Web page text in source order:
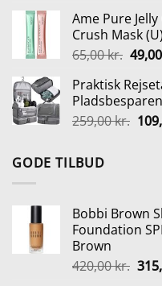
Ame Pure
Crush Mask
65,00kr. Den
pris
var:
49,00
Praktisk
259,00kr. Den
GODE TILBUD
Bobbi Brown
Foundation
Brown
420,00kr. Den